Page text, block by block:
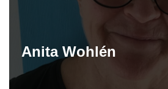
Anita Wohlén